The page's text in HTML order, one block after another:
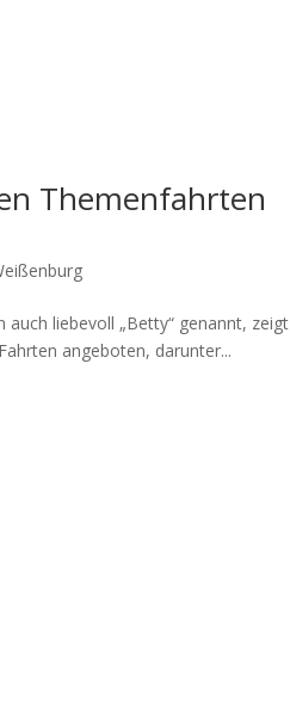
Themenfahrten
lie­be­voll „Bet­ty“ genannt, zeigt
ange­bo­ten, dar­un­ter...